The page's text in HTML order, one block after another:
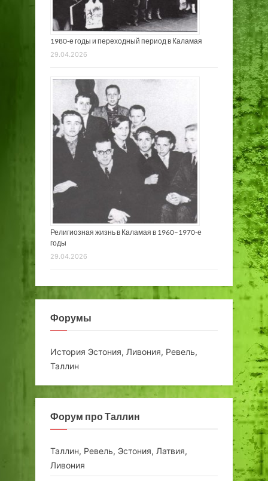
1980-е годы и переходный период в Каламая
29.04.2026
Религиозная жизнь в Каламая в 1960–1970-е
годы
29.04.2026
Форумы
История Эстония, Ливония, Ревель,
Таллин
Форум про Таллин
Таллин, Ревель, Эстония, Латвия,
Ливония